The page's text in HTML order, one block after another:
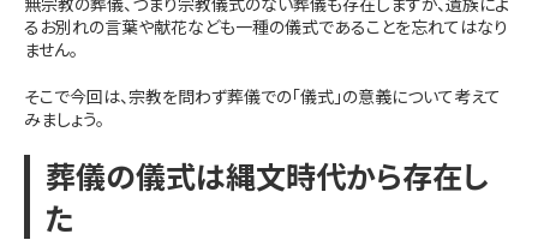
るお別れの言葉や献花なども一種の儀式であることを忘れてはなり
ません。
そこで今回は、宗教を問わず葬儀での「儀式」の意義について考えて
みましょう。
葬儀の儀式は縄文時代から存在し
た